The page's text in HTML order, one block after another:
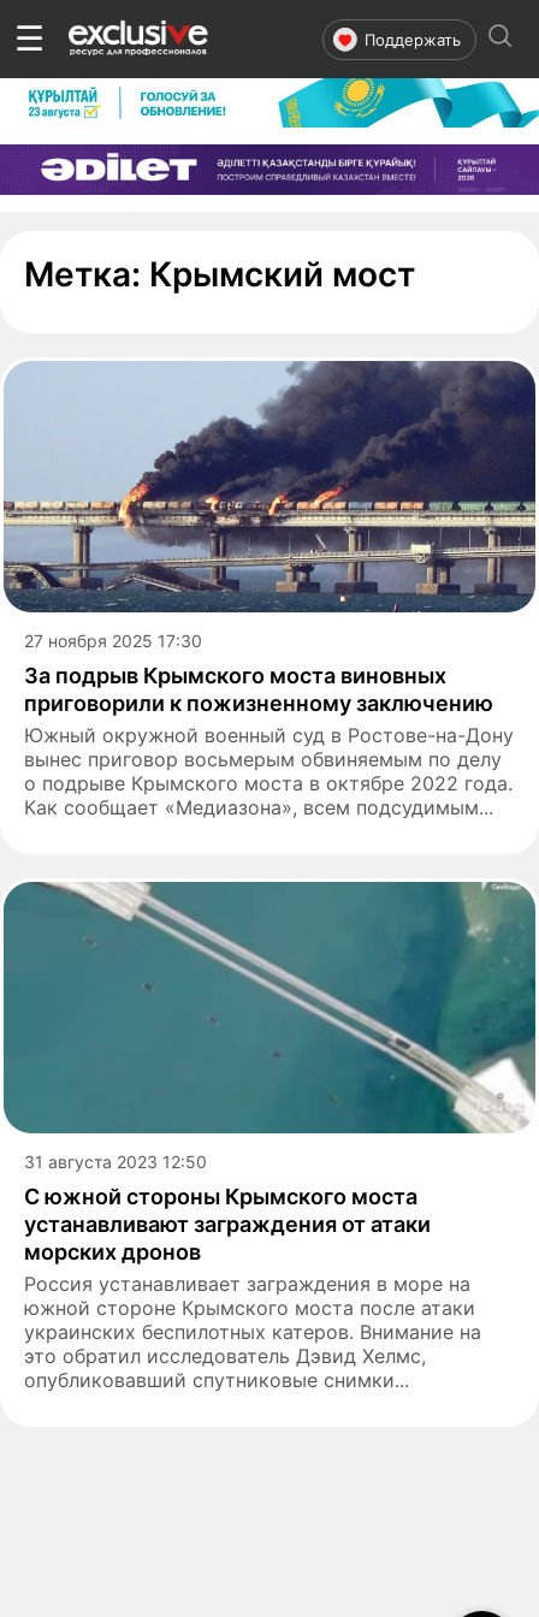
☰ Поддержать
Метка: Крымский мост-
27 ноября 2025 17:30
За подрыв Крымского моста виновных
приговорили к пожизненному заключению
Южный окружной военный суд в Ростове-на-Дону
вынес приговор восьмерым обвиняемым по делу
о подрыве Крымского моста в октябре 2022 года.
Как сообщает «Медиазона», всем подсудимым...
31 августа 2023 12:50
С южной стороны Крымского моста
устанавливают заграждения от атаки
морских дронов
Россия устанавливает заграждения в море на
южной стороне Крымского моста после атаки
украинских беспилотных катеров. Внимание на
это обратил исследователь Дэвид Хелмс,
опубликовавший спутниковые снимки...